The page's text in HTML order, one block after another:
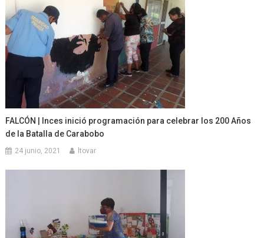
FALCÓN | Inces inició programación para celebrar los 200 Años
de la Batalla de Carabobo
24 junio, 2021 ltovar